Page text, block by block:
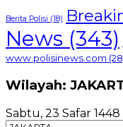
Berita Polisi (18)
News (343)
www.polisinews.com
Wilayah:
Sabtu, 23 Safar